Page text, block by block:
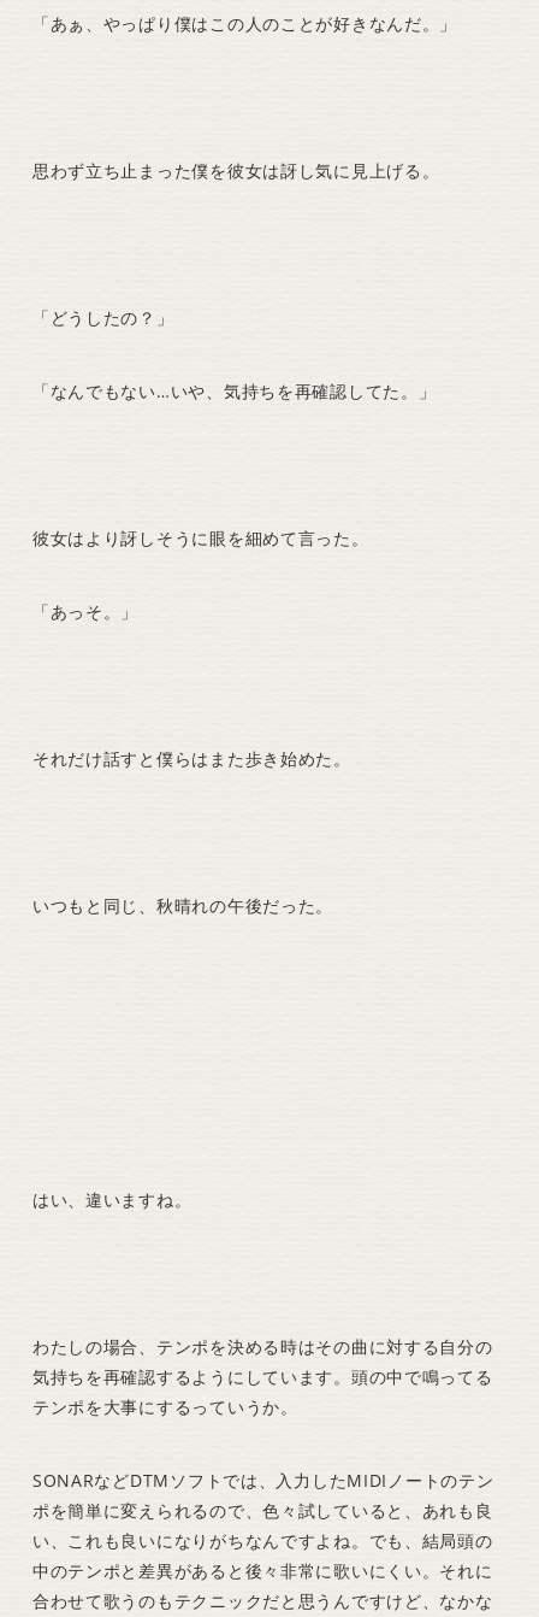
「あぁ、やっぱり僕はこの人のことが好きなんだ。」
思わず立ち止まった僕を彼女は訝し気に見上げる。
「どうしたの？」
「なんでもない…いや、気持ちを再確認してた。」
彼女はより訝しそうに眼を細めて言った。
「あっそ。」
それだけ話すと僕らはまた歩き始めた。
いつもと同じ、秋晴れの午後だった。
はい、違いますね。
わたしの場合、テンポを決める時はその曲に対する自分の
気持ちを再確認するようにしています。頭の中で鳴ってる
テンポを大事にするっていうか。
SONARなどDTMソフトでは、入力したMIDIノートのテン
ポを簡単に変えられるので、色々試していると、あれも良
い、これも良いになりがちなんですよね。でも、結局頭の
中のテンポと差異があると後々非常に歌いにくい。それに
合わせて歌うのもテクニックだと思うんですけど、なかな